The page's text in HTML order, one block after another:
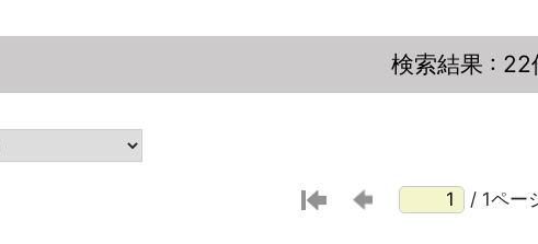
検索結果 : 22
/ 1ペー